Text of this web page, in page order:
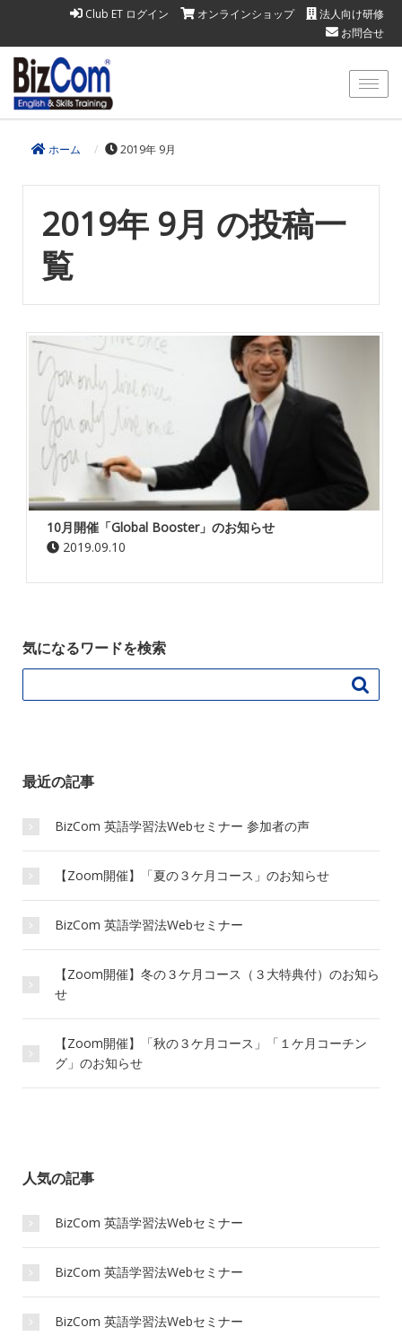
Club ET ログイン オンラインショップ
法人向け研修
お問合せ
ホーム 2019年 9月
2019年 9月 の投稿一
覧
10月開催「Global Booster」のお知らせ
2019.09.10
気になるワードを検索

最近の記事
BizCom 英語学習法Webセミナー 参加者の声
【Zoom開催】「夏の３ケ月コース」のお知らせ
BizCom 英語学習法Webセミナー
【Zoom開催】冬の３ケ月コース（３大特典付）のお知ら
せ
【Zoom開催】「秋の３ケ月コース」「１ケ月コーチン
グ」のお知らせ
人気の記事
BizCom 英語学習法Webセミナー
BizCom 英語学習法Webセミナー
BizCom 英語学習法Webセミナー